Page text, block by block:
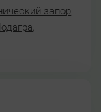
запор,
,